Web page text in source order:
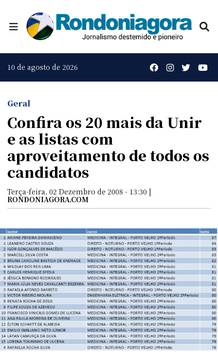
10 de agosto de 2026
Geral
Confira os 20 mais da Unir
e as listas com
aproveitamento de todos os
candidatos
Terça-feira, 02 Dezembro de 2008 - 13:30 |
RONDONIAGORA.COM